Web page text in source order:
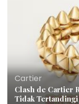
Cartier
Clash de Cartier
Tidak Tertandingi